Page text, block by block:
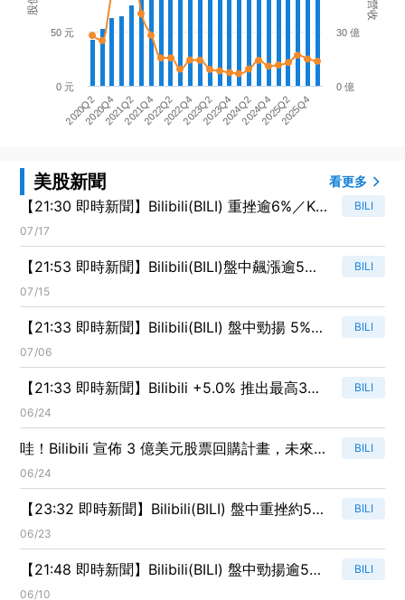
2020Q22020Q42021Q22021Q42022Q22022Q42023Q22023Q42024Q22024Q42025Q22025Q4
0 元
50 元
0 億
30 億
美股新聞 看更多
【21:30 即時新聞】Bilibili(BILI) 重挫逾6%／KD
高檔轉弱、短線漲多拉回風險升溫
BILI
07/17
【21:53 即時新聞】Bilibili(BILI)盤中飆漲逾5%
技術指標轉強推升買盤
BILI
07/15
【21:33 即時新聞】Bilibili(BILI) 盤中勁揚 5%：
KD、MACD 技術指標同步轉強推升買盤
BILI
07/06
【21:33 即時新聞】Bilibili +5.0% 推出最高3億
美元庫藏股計畫激勵股價
BILI
06/24
哇！Bilibili 宣佈 3 億美元股票回購計畫，未來
兩年內將重磅出擊！
BILI
06/24
【23:32 即時新聞】Bilibili(BILI) 盤中重挫約5%
技術指標轉弱、股價跌破週月線壓力加大
BILI
06/23
【21:48 即時新聞】Bilibili(BILI) 盤中勁揚逾5%
／KD回升、MACD翻多動能增溫
BILI
06/10